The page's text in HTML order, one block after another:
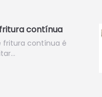
contínua
fritura contínua é